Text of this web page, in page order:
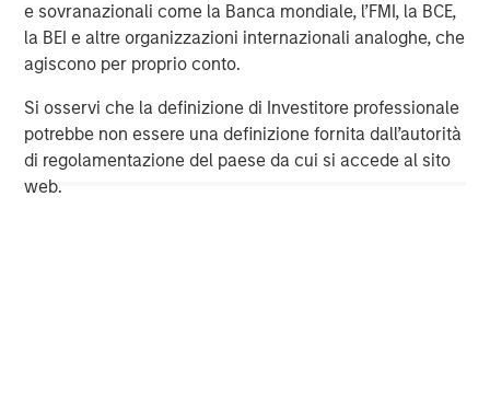
e sovranazionali come la Banca mondiale, l’FMI, la BCE,
la BEI e altre organizzazioni internazionali analoghe, che
agiscono per proprio conto.
Si osservi che la definizione di Investitore professionale
potrebbe non essere una definizione fornita dall’autorità
di regolamentazione del paese da cui si accede al sito
web.
About Prudential Private Capital
For nearly 100 years, Prudential Private Capital (“PPC”)
has been partnering with a wide range of corporations,
sponsors, and institutions, enabling them to achieve their
growth and funding goals. PPC is known for building
enduring local partnerships based on a steady and